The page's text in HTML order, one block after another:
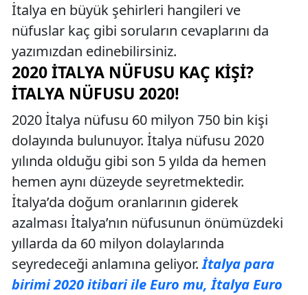
İtalya en büyük şehirleri hangileri ve
nüfuslar kaç gibi soruların cevaplarını da
yazımızdan edinebilirsiniz.
2020 İTALYA NÜFUSU KAÇ KIŞI?
İTALYA NÜFUSU 2020!
2020 İtalya nüfusu 60 milyon 750 bin kişi
dolayında bulunuyor. İtalya nüfusu 2020
yılında olduğu gibi son 5 yılda da hemen
hemen aynı düzeyde seyretmektedir.
İtalya’da doğum oranlarının giderek
azalması İtalya’nın nüfusunun önümüzdeki
yıllarda da 60 milyon dolaylarında
seyredeceği anlamına geliyor.İtalya para
birimi 2020 itibari ile Euro mu, İtalya Euro